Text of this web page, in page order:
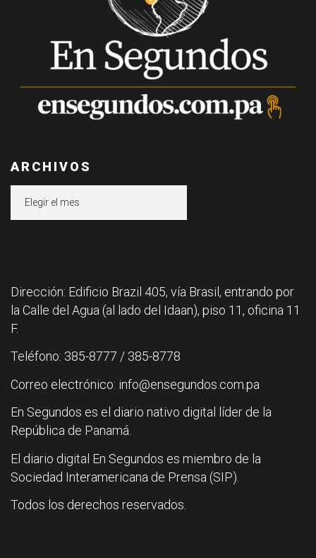
ARCHIVOS
Dirección: Edificio Brazil 405, vía Brasil, entrando por
la Calle del Agua (al lado del Idaan), piso 11, oficina 11
F.
Teléfono: 385-8777 / 385-8778
Correo electrónico: info@ensegundos.com.pa
En Segundos es el diario nativo digital líder de la
República de Panamá.
El diario digital En Segundos es miembro de la
Sociedad Interamericana de Prensa (SIP).
Todos los derechos reservados.